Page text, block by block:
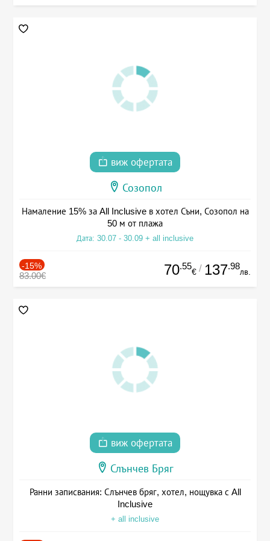
виж офертата
Созопол
Намаление 15% за All Inclusive в хотел Съни, Созопол на
50 м от плажа
Дата: 30.07 - 30.09 + all inclusive
-15%
83.00€ 70.55
€ / 137.98
лв.
виж офертата
Слънчев Бряг
Ранни записвания: Слънчев бряг, хотел, нощувка с All
Inclusive
+ all inclusive